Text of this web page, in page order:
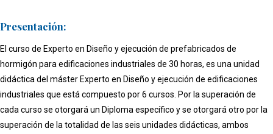
Presentación:
El curso de Experto en Diseño y ejecución de prefabricados de
hormigón para edificaciones industriales de 30 horas, es una unidad
didáctica del máster Experto en Diseño y ejecución de edificaciones
industriales que está compuesto por 6 cursos. Por la superación de
cada curso se otorgará un Diploma específico y se otorgará otro por la
superación de la totalidad de las seis unidades didácticas, ambos